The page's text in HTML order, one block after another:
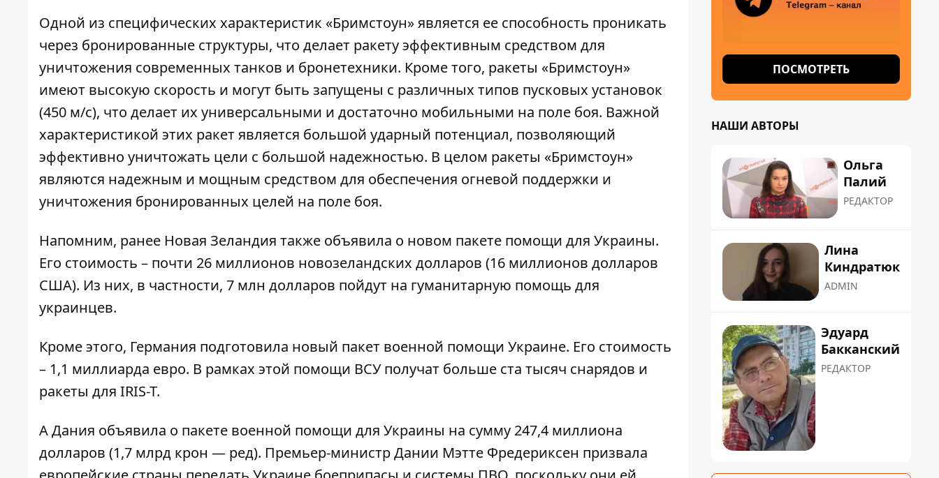
Одной из специфических характеристик «Бримстоун» является ее способность проникать
через бронированные структуры, что делает ракету эффективным средством для
уничтожения современных танков и бронетехники. Кроме того, ракеты «Бримстоун»
имеют высокую скорость и могут быть запущены с различных типов пусковых установок
(450 м/с), что делает их универсальными и достаточно мобильными на поле боя. Важной
характеристикой этих ракет является большой ударный потенциал, позволяющий
эффективно уничтожать цели с большой надежностью. В целом ракеты «Бримстоун»
являются надежным и мощным средством для обеспечения огневой поддержки и
уничтожения бронированных целей на поле боя.
Напомним, ранее Новая Зеландия также объявила о новом пакете помощи для Украины.
Его стоимость – почти 26 миллионов новозеландских долларов (16 миллионов долларов
США). Из них, в частности, 7 млн долларов пойдут на гуманитарную помощь для
украинцев.
Кроме этого, Германия подготовила новый пакет военной помощи Украине. Его стоимость
– 1,1 миллиарда евро. В рамках этой помощи ВСУ получат больше ста тысяч снарядов и
ракеты для IRIS-T.
А Дания объявила о пакете военной помощи для Украины на сумму 247,4 миллиона
долларов (1,7 млрд крон — ред). Премьер-министр Дании Мэтте Фредериксен призвала
ПОСМОТРЕТЬ
НАШИ АВТОРЫ
Ольга
Палий
РЕДАКТОР
Лина
Киндратюк
ADMIN
Эдуард
Бакканский
РЕДАКТОР